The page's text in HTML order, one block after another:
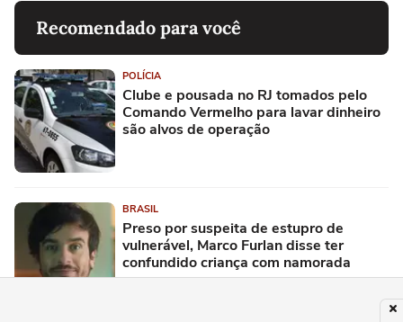
Recomendado para você
POLÍCIA
Clube e pousada no RJ tomados pelo
Comando Vermelho para lavar dinheiro
são alvos de operação
BRASIL
Preso por suspeita de estupro de
vulnerável, Marco Furlan disse ter
confundido criança com namorada